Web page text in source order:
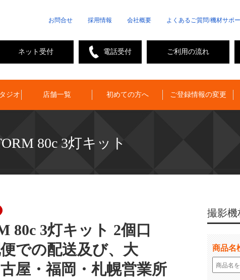
お問合せ 採用情報 会社概要 よくあるご質問/機材サポ
ご利用の流れ
電話受付
ネット受付
ジオ 店舗一覧 初めての方へ ご登録情報の変更
80c 3灯キット
80c 3灯キット 2個口
での配送及び、大
屋・福岡・札幌営業所
撮影機
商品名